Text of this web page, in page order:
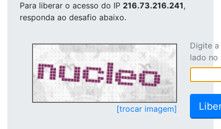
Para liberar o acesso do IP 216.73.216.241,
responda ao desafio abaixo.
[trocar imagem]
Digite
lado no